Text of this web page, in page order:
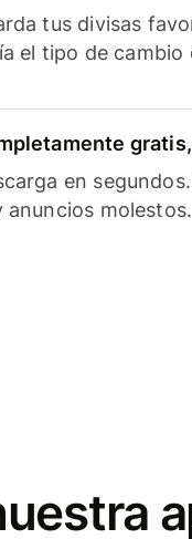
tus divisas
el tipo de cambio
en
anuncios molestos.